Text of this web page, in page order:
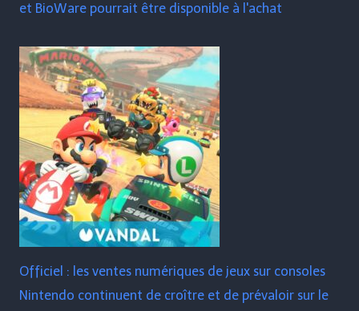
et BioWare pourrait être disponible à l'achat
Officiel : les ventes numériques de jeux sur consoles
Nintendo continuent de croître et de prévaloir sur le